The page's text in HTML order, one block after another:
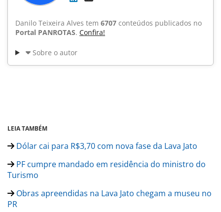
Danilo Teixeira Alves tem 6707 conteúdos publicados no
Portal PANROTAS. Confira!
Sobre o autor
LEIA TAMBÉM
Dólar cai para R$3,70 com nova fase da Lava Jato
PF cumpre mandado em residência do ministro do
Turismo
Obras apreendidas na Lava Jato chegam a museu no
PR